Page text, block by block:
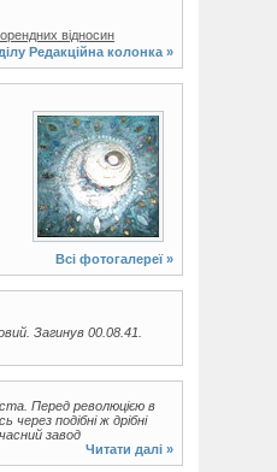
відносин
Редакційна колонка »
12 фото
Всі фотогалереї »
Загинув 00.08.41.
Перед революцією в
подібні ж дрібні
завод
Читати далі »